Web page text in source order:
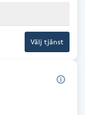
Välj tjänst